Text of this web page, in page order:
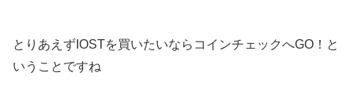
とりあえずIOSTを買いたいならコインチェックへGO！と
いうことですね